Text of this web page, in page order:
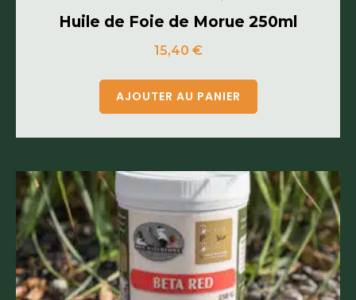
Huile de Foie de Morue 250ml
15,40 €
AJOUTER AU PANIER